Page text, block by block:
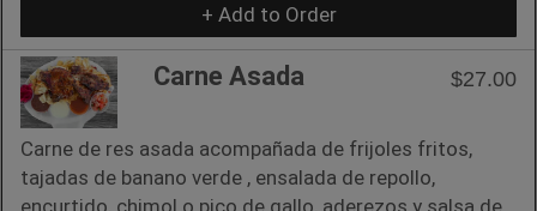
+ Add to Order
Carne Asada $27.00
Carne de res asada acompañada de frijoles fritos,
tajadas de banano verde , ensalada de repollo,
encurtido, chimol o pico de gallo, aderezos y salsa de